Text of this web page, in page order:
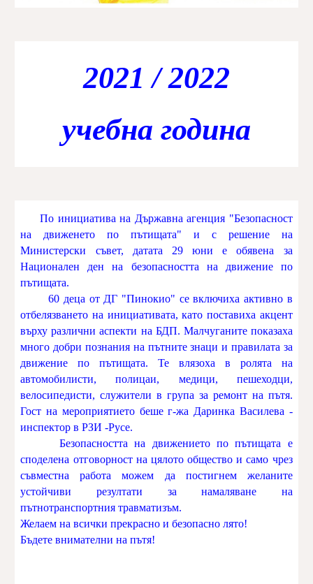
2021 / 2022
учебна година
По инициатива на Държавна агенция "Безопасност
на движенето по пътищата" и с решение на
Министерски съвет, датата 29 юни е обявена за
Национален ден на безопасността на движение по
пътищата.
60 деца от ДГ "Пинокио" се включиха активно в
отбелязването на инициативата, като поставиха акцент
върху различни аспекти на БДП. Малчуганите показаха
много добри познания на пътните знаци и правилата за
движение по пътищата. Те влязоха в ролята на
автомобилисти, полицаи, медици, пешеходци,
велосипедисти, служители в група за ремонт на пътя.
Гост на мероприятието беше г-жа Даринка Василева -
инспектор в РЗИ -Русе.
Безопасността на движението по пътищата е
споделена отговорност на цялото общество и само чрез
съвместна работа можем да постигнем желаните
устойчиви резултати за намаляване на
пътнотранспортния травматизъм.
Желаем на всички прекрасно и безопасно лято!
Бъдете внимателни на пътя!